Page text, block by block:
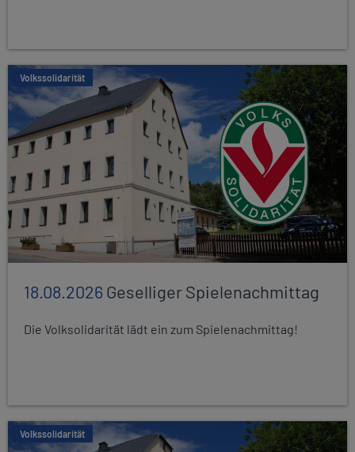
Volkssolidarität
18.08.2026Geselliger Spielenachmittag
Die Volksolidarität lädt ein zum Spielenachmittag!
Volkssolidarität